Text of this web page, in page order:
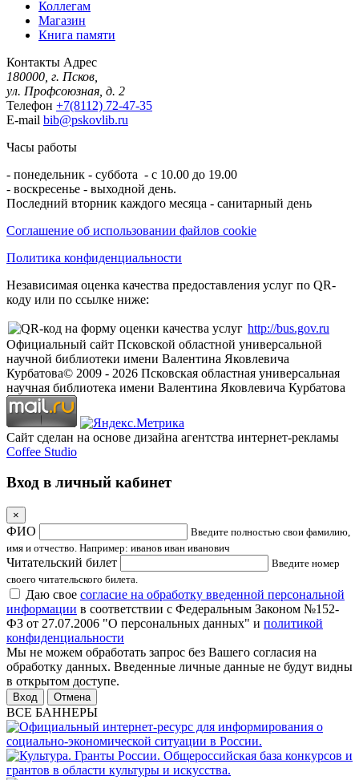
Коллегам
Магазин
Книга памяти
Контакты Адрес
180000, г. Псков,
ул. Профсоюзная, д. 2
Телефон +7(8112) 72-47-35
E-mail bib@pskovlib.ru
Часы работы
- понедельник - суббота - с 10.00 до 19.00
- воскресенье - выходной день.
Последний вторник каждого месяца - санитарный день
Соглашение об использовании файлов cookie
Политика конфиденциальности
Независимая оценка качества предоставления услуг по QR-
коду или по ссылке ниже:
http://bus.gov.ru
Официальный сайт Псковской областной универсальной
научной библиотеки имени Валентина Яковлевича
Курбатова© 2009 - 2026 Псковская областная универсальная
научная библиотека имени Валентина Яковлевича Курбатова
Сайт сделан на основе дизайна агентства интернет-рекламы
Coffee Studio
Вход в личный кабинет
×
ФИО
Введите полностью свои фамилию,
имя и отчество. Например: иванов иван иванович
Читательский билет
Введите номер
своего читательского билета.
Даю свое согласие на обработку введенной персональной
информации в соответствии с Федеральным Законом №152-
ФЗ от 27.07.2006 "О персональных данных" и политикой
конфиденциальности
Мы не можем обработать запрос без Вашего согласия на
обработку данных. Введенные личные данные не будут видны
в открытом доступе.
Отмена
ВСЕ БАННЕРЫ